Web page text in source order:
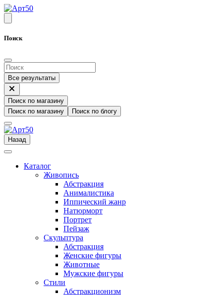
Поиск
Все результаты
Поиск по магазину
Поиск по магазину
Поиск по блогу
Назад
Каталог
Живопись
Абстракция
Анималистика
Иппический жанр
Натюрморт
Портрет
Пейзаж
Скульптура
Абстракция
Женские фигуры
Животные
Мужские фигуры
Стили
Абстракционизм